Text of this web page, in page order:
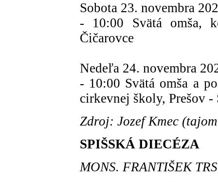
Sobota 23. novembra
- 10:00 Svätá omša,
Čičarovce
Nedeľa 24. novembra
- 10:00 Svätá omša a
cirkevnej školy, Prešov -
Zdroj: Jozef Kmec
SPIŠSKÁ DIECÉZA
MONS. FRANTIŠEK